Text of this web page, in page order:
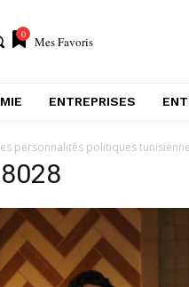
0 Mes Favoris
ENTREPRISES
personnalités politiques